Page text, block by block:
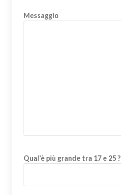
Messaggio
Qual'è più grande tra 17 e 25 ?